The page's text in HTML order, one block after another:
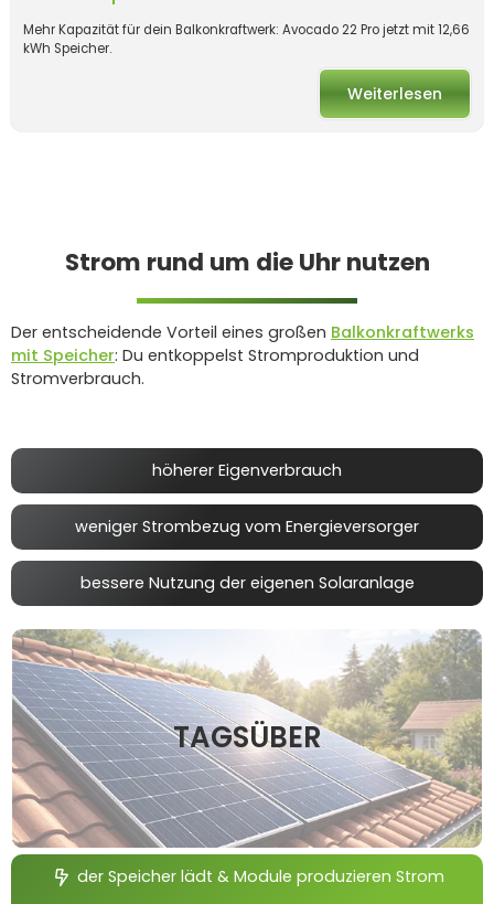
Mehr Kapazität für dein Balkonkraftwerk: Avocado 22 Pro jetzt mit 12,66
kWh Speicher.
Weiterlesen
Strom rund um die Uhr nutzen
Der entscheidende Vorteil eines großen Balkonkraftwerks
mit Speicher: Du entkoppelst Stromproduktion und
Stromverbrauch.
höherer Eigenverbrauch
weniger Strombezug vom Energieversorger
bessere Nutzung der eigenen Solaranlage
TAGSÜBER
der Speicher lädt & Module produzieren Strom